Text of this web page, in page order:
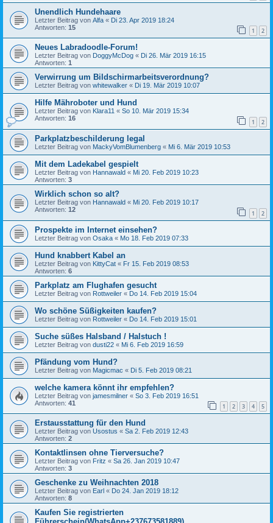
Unendlich Hundehaare
Letzter Beitrag von Alfa « Di 23. Apr 2019 18:24
Antworten: 15 1 2
Neues Labradoodle-Forum!
Letzter Beitrag von DoggyMcDog « Di 26. Mär 2019 16:15
Antworten: 1
Verwirrung um Bildschirmarbeitsverordnung?
Letzter Beitrag von whitewalker « Di 19. Mär 2019 10:07
Hilfe Mähroboter und Hund
Letzter Beitrag von Klara11 « So 10. Mär 2019 15:34
Antworten: 16 1 2
Parkplatzbeschilderung legal
Letzter Beitrag von MackyVomBlumenberg « Mi 6. Mär 2019 10:53
Mit dem Ladekabel gespielt
Letzter Beitrag von Hannawald « Mi 20. Feb 2019 10:23
Antworten: 3
Wirklich schon so alt?
Letzter Beitrag von Hannawald « Mi 20. Feb 2019 10:17
Antworten: 12 1 2
Prospekte im Internet einsehen?
Letzter Beitrag von Osaka « Mo 18. Feb 2019 07:33
Hund knabbert Kabel an
Letzter Beitrag von KittyCat « Fr 15. Feb 2019 08:53
Antworten: 6
Parkplatz am Flughafen gesucht
Letzter Beitrag von Rottweiler « Do 14. Feb 2019 15:04
Wo schöne Süßigkeiten kaufen?
Letzter Beitrag von Rottweiler « Do 14. Feb 2019 15:01
Suche süßes Halsband / Halstuch !
Letzter Beitrag von dusti22 « Mi 6. Feb 2019 16:59
Pfändung vom Hund?
Letzter Beitrag von Magicmac « Di 5. Feb 2019 08:21
welche kamera könnt ihr empfehlen?
Letzter Beitrag von jamesmilner « So 3. Feb 2019 16:51
Antworten: 41 1 2 3 4 5
Erstausstattung für den Hund
Letzter Beitrag von Usostus « Sa 2. Feb 2019 12:43
Antworten: 2
Kontaktlinsen ohne Tierversuche?
Letzter Beitrag von Fritz « Sa 26. Jan 2019 10:47
Antworten: 3
Geschenke zu Weihnachten 2018
Letzter Beitrag von Earl « Do 24. Jan 2019 18:12
Antworten: 8
Kaufen Sie registrierten